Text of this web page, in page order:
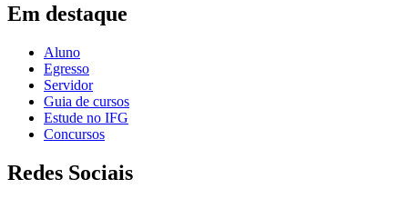
Em destaque
Aluno
Egresso
Servidor
Guia de cursos
Estude no IFG
Concursos
Redes Sociais